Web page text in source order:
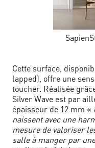
Cette surface,
lapped), offre une
toucher. Réalisée
Silver Wave est par
épaisseur de 12 mm «
naissent avec une
mesure de valoriser
salle à manger par